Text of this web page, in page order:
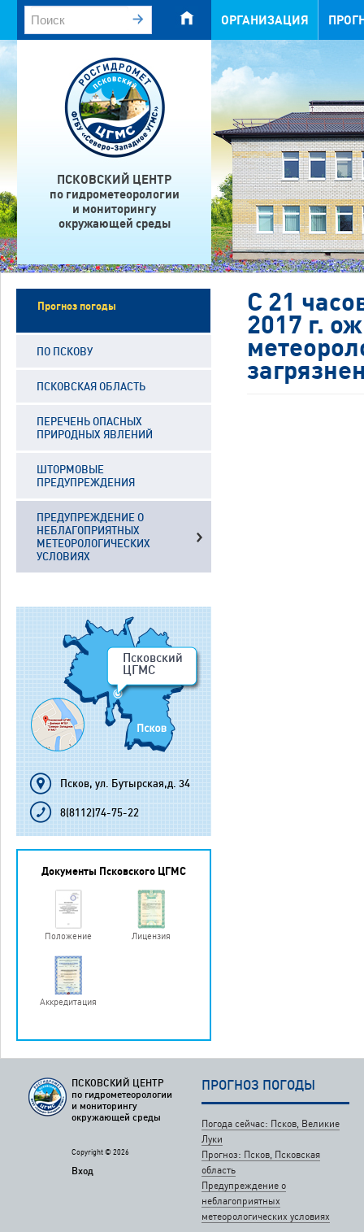
ОРГАНИЗАЦИЯ
ПСКОВСКИЙ ЦЕНТР
по гидрометеорологии
и мониторингу
окружающей среды
Прогноз погоды
ПО ПСКОВУ
ПСКОВСКАЯ ОБЛАСТЬ
ПЕРЕЧЕНЬ ОПАСНЫХ
ПРИРОДНЫХ ЯВЛЕНИЙ
ШТОРМОВЫЕ
ПРЕДУПРЕЖДЕНИЯ
ПРЕДУПРЕЖДЕНИЕ О
НЕБЛАГОПРИЯТНЫХ
МЕТЕОРОЛОГИЧЕСКИХ
УСЛОВИЯХ
Псковский
ЦГМС
Псков, ул. Бутырская,д. 34
8(8112)74-75-22
Документы Псковского ЦГМС
Положение Лицензия
Аккредитация
С 21
2017 г.
ПСКОВСКИЙ ЦЕНТР
по гидрометеорологии
и мониторингу
окружающей среды
Copyright © 2026
Вход
ПРОГНОЗ ПОГОДЫ
Погода сейчас: Псков, Великие
Луки
Прогноз: Псков, Псковская
область
Предупреждение о
неблагоприятных
метеорологических условиях